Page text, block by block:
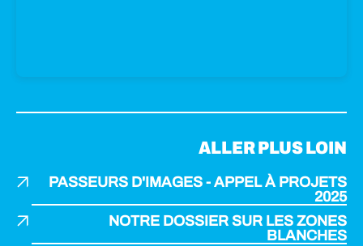
ALLER PLUS LOIN
PASSEURS D'IMAGES - APPEL À PROJETS
2025
NOTRE DOSSIER SUR LES ZONES
BLANCHES